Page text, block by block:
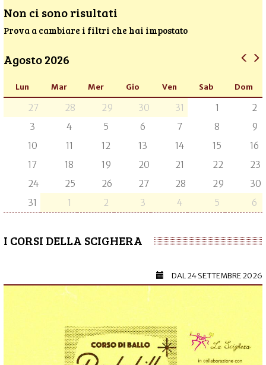
Non ci sono risultati
Prova a cambiare i filtri che hai impostato
Agosto 2026
Lun Mar Mer Gio Ven Sab Dom
27 28 29 30 31 1
2
3
4 5 6 7 8
9
10
11 12 13 14 15
16
17
18 19 20 21 22
23
24
25 26 27 28 29
30
31
1 2 3 4 5 6
I CORSI DELLA SCIGHERA
DAL24 SETTEMBRE 2026